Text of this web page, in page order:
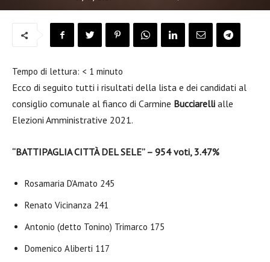
Tempo di lettura: < 1 minuto
Ecco di seguito tutti i risultati della lista e dei candidati al
consiglio comunale al fianco di Carmine Bucciarelli alle
Elezioni Amministrative 2021.
“BATTIPAGLIA CITTÀ DEL SELE” – 954 voti, 3.47%
Rosamaria D’Amato 245
Renato Vicinanza 241
Antonio (detto Tonino) Trimarco 175
Domenico Aliberti 117